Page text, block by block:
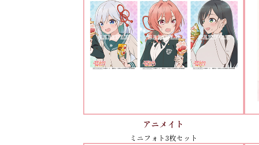
アニメイト
ミニフォト3枚セット